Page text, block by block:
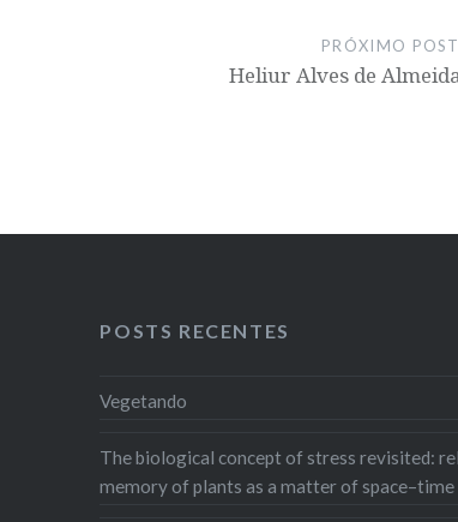
PRÓXIMO POST
Heliur Alves de
POSTS RECENTES
Vegetando
The biological concept of stress revisited:
memory of plants as a matter of space–time